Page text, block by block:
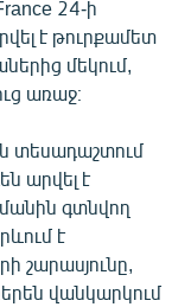
24-ի
է թուրքամետ
մեկում,
առաջ։
տեսադաշտում
արվել է
գտնվող
է
շարասյունը,
վանկարկում